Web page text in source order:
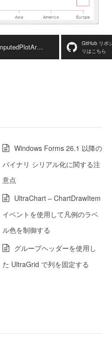
KB13327-UltraDataChart_ComputedPlotAreaMarginMode ダウンロード
GitHub リポ
リはこちら
Windows Forms 26.1 以降の
バイナリ シリアル化に関する注
意点
UltraChart – ChartDrawItem
イベントを使用して凡例のラベ
ル色を制御する
グループヘッダーを使用し
た UltraGrid で列を固定する